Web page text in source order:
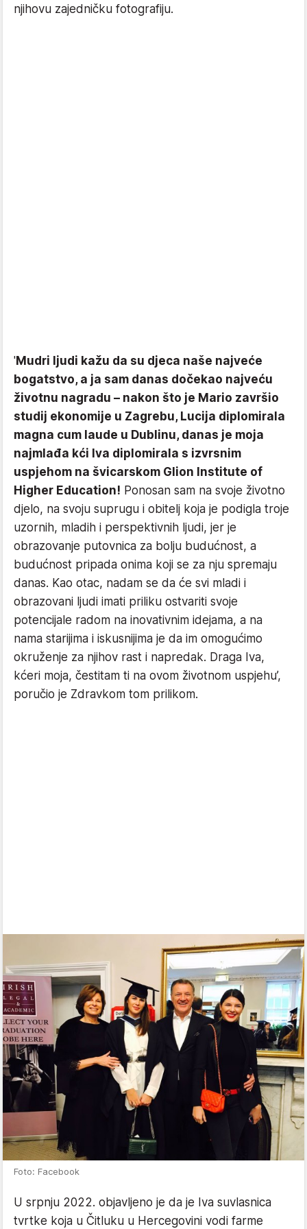
njihovu zajedničku fotografiju.
'Mudri ljudi kažu da su djeca naše najveće
bogatstvo, a ja sam danas dočekao najveću
životnu nagradu – nakon što je Mario završio
studij ekonomije u Zagrebu, Lucija diplomirala
magna cum laude u Dublinu, danas je moja
najmlađa kći Iva diplomirala s izvrsnim
uspjehom na švicarskom Glion Institute of
Higher Education! Ponosan sam na svoje životno
djelo, na svoju suprugu i obitelj koja je podigla troje
uzornih, mladih i perspektivnih ljudi, jer je
obrazovanje putovnica za bolju budućnost, a
budućnost pripada onima koji se za nju spremaju
danas. Kao otac, nadam se da će svi mladi i
obrazovani ljudi imati priliku ostvariti svoje
potencijale radom na inovativnim idejama, a na
nama starijima i iskusnijima je da im omogućimo
okruženje za njihov rast i napredak. Draga Iva,
kćeri moja, čestitam ti na ovom životnom uspjehu’,
poručio je Zdravkom tom prilikom.
Foto: Facebook
U srpnju 2022. objavljeno je da je Iva suvlasnica
tvrtke koja u Čitluku u Hercegovini vodi farme